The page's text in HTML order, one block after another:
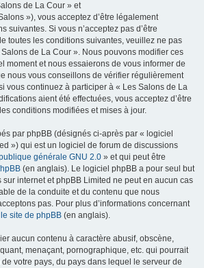
de La Cour » et
»), vous acceptez d’être légalement
suivantes. Si vous n’acceptez pas d’être
toutes les conditions suivantes, veuillez ne pas
de La Cour ». Nous pouvons modifier ces
moment et nous essaierons de vous informer de
nous vous conseillons de vérifier régulièrement
vous continuez à participer à « Les Salons de La
aient été effectuées, vous acceptez d’être
conditions modifiées et mises à jour.
par phpBB (désignés ci-après par « logiciel
») qui est un logiciel de forum de discussions
générale GNU 2.0 » et qui peut être
(en anglais). Le logiciel phpBB a pour seul but
internet et phpBB Limited ne peut en aucun cas
de la conduite et du contenu que nous
pas. Pour plus d’informations concernant
le site de phpBB (en anglais).
aucun contenu à caractère abusif, obscène,
menaçant, pornographique, etc. qui pourrait
votre pays, du pays dans lequel le serveur de